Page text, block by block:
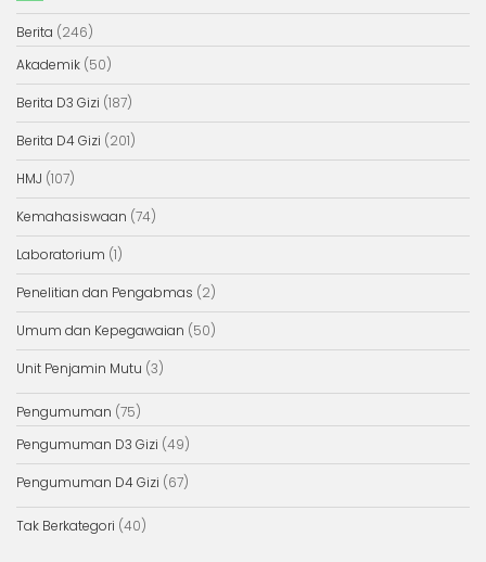
Berita (246)
Akademik (50)
Berita D3 Gizi (187)
Berita D4 Gizi (201)
HMJ (107)
Kemahasiswaan (74)
Laboratorium (1)
Penelitian dan Pengabmas (2)
Umum dan Kepegawaian (50)
Unit Penjamin Mutu (3)
Pengumuman (75)
Pengumuman D3 Gizi (49)
Pengumuman D4 Gizi (67)
Tak Berkategori (40)